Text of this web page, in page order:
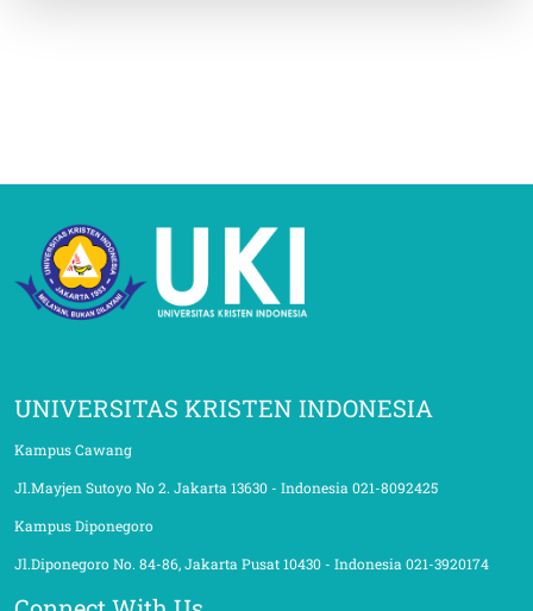
UNIVERSITAS KRISTEN INDONESIA
Kampus Cawang
Jl.Mayjen Sutoyo No 2. Jakarta 13630 - Indonesia 021-8092425
Kampus Diponegoro
Jl.Diponegoro No. 84-86, Jakarta Pusat 10430 - Indonesia 021-3920174